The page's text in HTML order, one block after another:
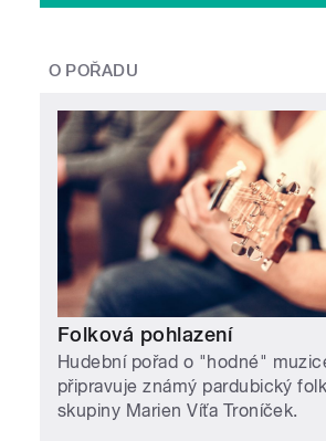
O POŘADU
Folková pohlazení
Hudební pořad o "hodné"
připravuje známý pardubický
skupiny Marien Víťa Troníček.